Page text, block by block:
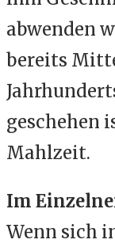
abwenden
bereits
geschehen
Mahlzeit.
Im
Wenn sich